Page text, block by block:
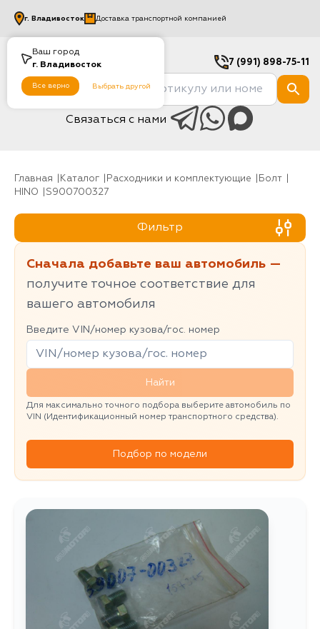
Ваш город
г. Владивосток
Все верно Выбрать другой
г. Владивосток Доставка транспортной компанией
7 (991) 898-75-11
Связаться с нами
Главная Каталог Расходники и комплектующие
болт
HINO
S900700327
Фильтр
Сначала добавьте ваш автомобиль —
получите точное соответствие для
вашего автомобиля
Введите VIN/номер кузова/гос. номер
Найти
Для максимально точного подбора выберите автомобиль по
VIN (Идентификационный номер транспортного средства).
Подбор по модели